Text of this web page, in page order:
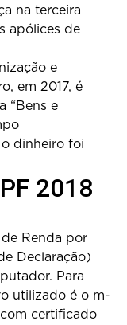
na terceira
apólices de
e
em 2017, é
“Bens e
dinheiro foi
2018
Renda por
Declaração)
Para
utilizado é o m-
com certificado